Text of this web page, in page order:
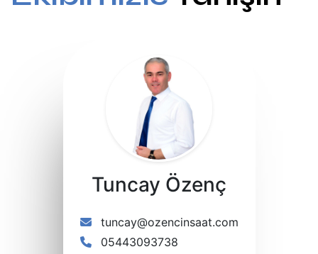
Tuncay Özenç
tuncay@ozencinsaat.com
05443093738